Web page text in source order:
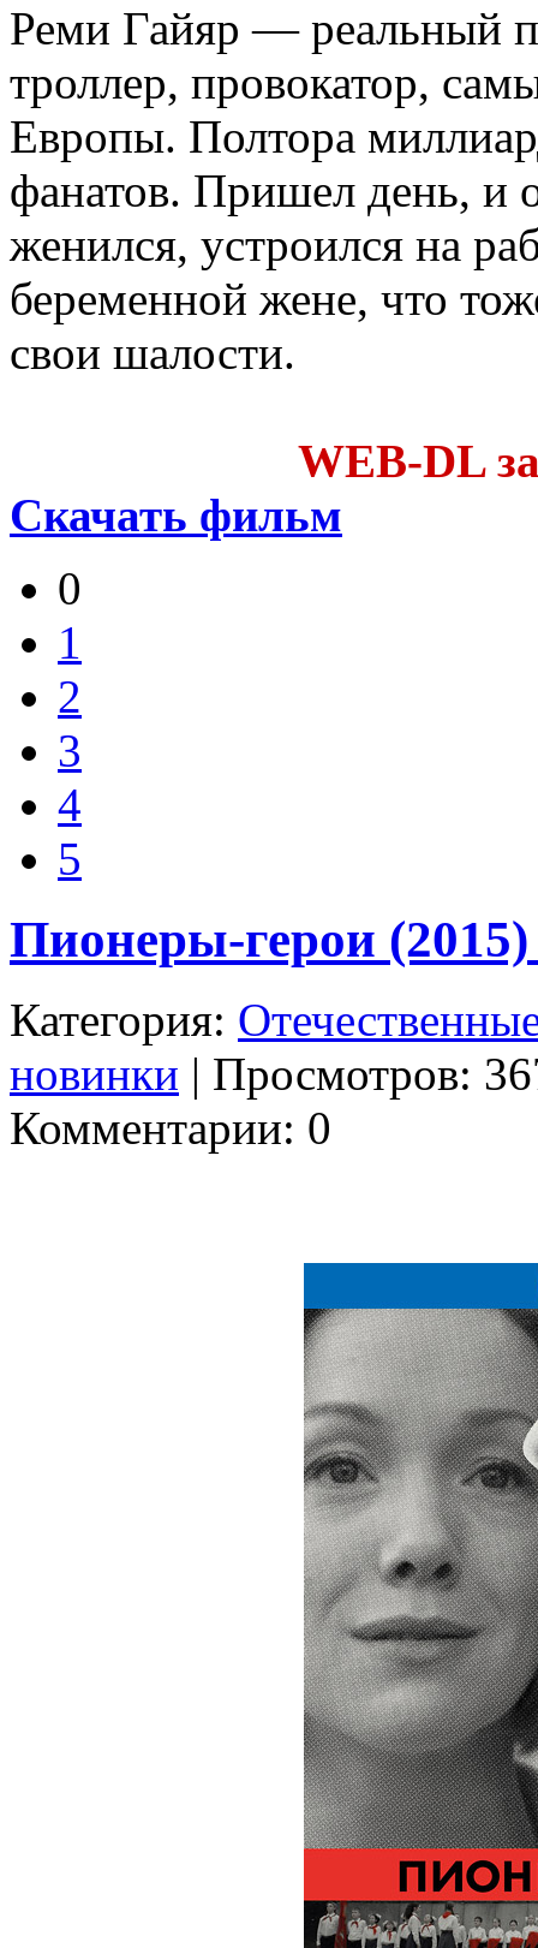
Реми Гайяр — реальный
троллер, провокатор,
Европы. Полтора
фанатов. Пришел день, и
женился, устроился на
беременной жене, что
свои шалости.
WEB-DL
Скачать фильм
0
1
2
3
4
5
Пионеры-герои
Категория:
новинки | Просмотров:
Комментарии: 0